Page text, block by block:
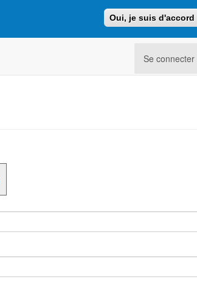
Oui, je suis d'accord
Retour au site ajcf.fr
Se connecter